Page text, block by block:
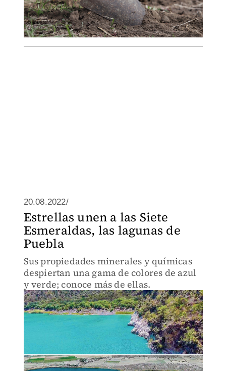
20.08.2022/
Estrellas unen a las Siete
Esmeraldas, las lagunas de
Puebla
Sus propiedades minerales y químicas
despiertan una gama de colores de azul
y verde; conoce más de ellas.